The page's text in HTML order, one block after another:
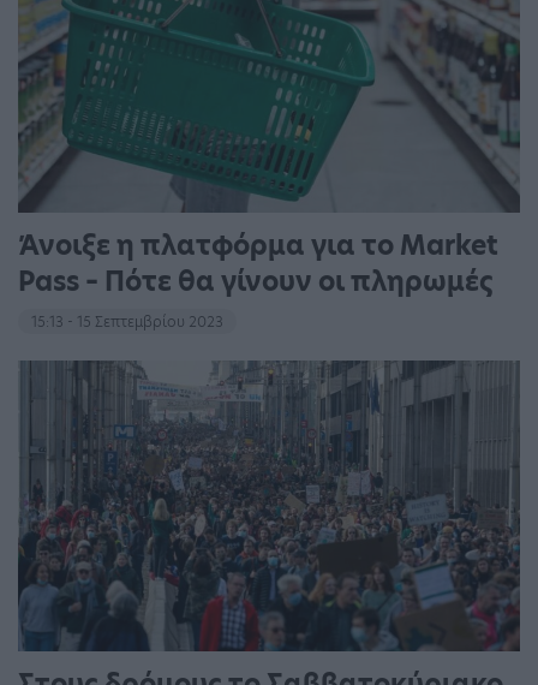
Άνοιξε η πλατφόρμα για το Market
Pass – Πότε θα γίνουν οι πληρωμές
15:13 - 15 Σεπτεμβρίου 2023